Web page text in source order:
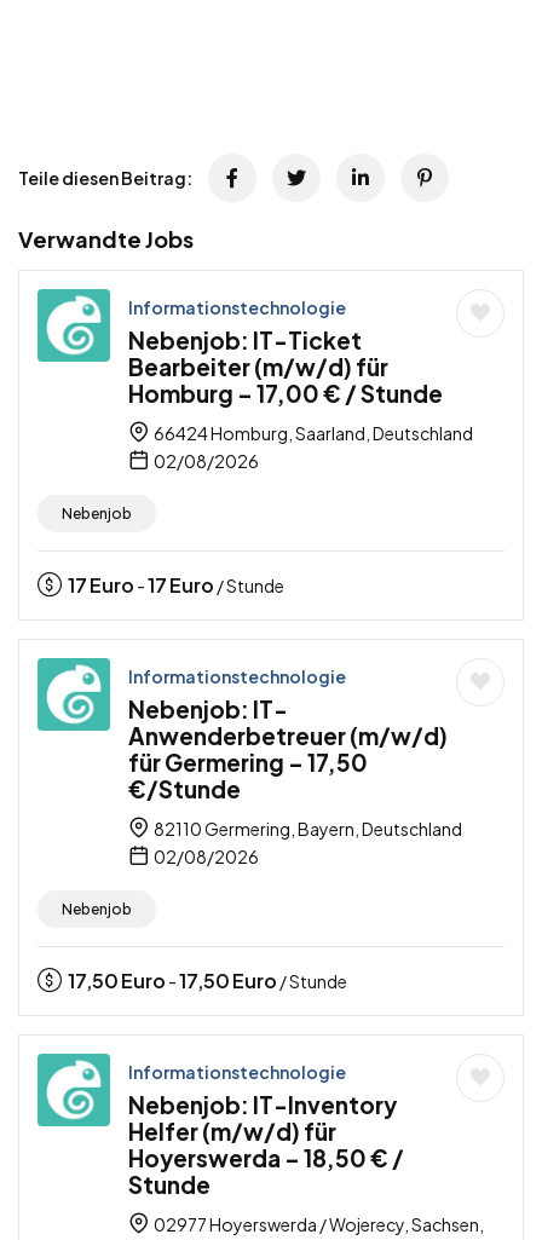
Teile diesen Beitrag:
Verwandte Jobs
Informationstechnologie
Nebenjob: IT-Ticket
Bearbeiter (m/w/d) für
Homburg – 17,00 € / Stunde
66424 Homburg, Saarland, Deutschland
02/08/2026
Nebenjob
17Euro -17Euro / Stunde
Informationstechnologie
Nebenjob: IT-
Anwenderbetreuer (m/w/d)
für Germering – 17,50
€/Stunde
82110 Germering, Bayern, Deutschland
02/08/2026
Nebenjob
17,50Euro -17,50Euro / Stunde
Informationstechnologie
Nebenjob: IT-Inventory
Helfer (m/w/d) für
Hoyerswerda – 18,50 € /
Stunde
02977 Hoyerswerda / Wojerecy, Sachsen,